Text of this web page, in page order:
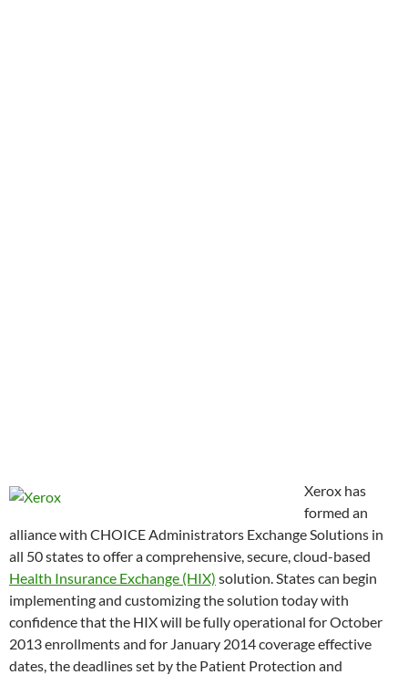
Xerox has
formed an
alliance with CHOICE Administrators Exchange Solutions in
all 50 states to offer a comprehensive, secure, cloud-based
Health Insurance Exchange (HIX) solution. States can begin
implementing and customizing the solution today with
confidence that the HIX will be fully operational for October
2013 enrollments and for January 2014 coverage effective
dates, the deadlines set by the Patient Protection and